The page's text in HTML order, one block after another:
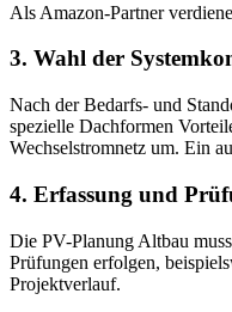
Als Amazon-Partner
3. Wahl der
Nach der Bedarfs- und
spezielle Dachformen
Wechselstromnetz um. Ein
4. Erfassung und
Die PV-Planung Altbau
Prüfungen erfolgen,
Projektverlauf.